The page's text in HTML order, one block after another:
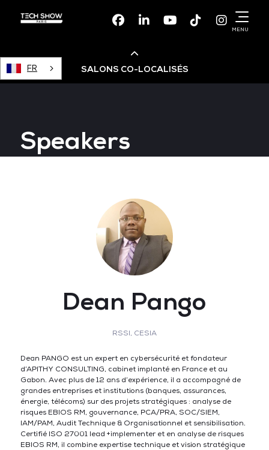
FacebookLinkedinYoutubeTikTok
MENU
FR SALONS CO-LOCALISÉS
Devops Live
Data & AI Leaders Summit
Speakers
Dean Pango
RSSI, CESIA
Dean PANGO est un expert en cybersécurité et fondateur
d’APITHY CONSULTING, cabinet implanté en France et au
Gabon. Avec plus de 12 ans d’expérience, il a accompagné de
grandes entreprises et institutions (banques, assurances,
énergie, télécoms) sur des projets stratégiques : analyse de
risques EBIOS RM, gouvernance, PCA/PRA, SOC/SIEM,
IAM/PAM, Audit Technique & Organisationnel et sensibilisation.
Certifié ISO 27001 lead +implementer et en analyse de risques
EBIOS RM, il combine expertise technique et vision stratégique